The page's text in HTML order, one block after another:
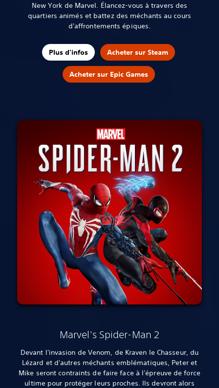
New York de Marvel. Élancez-vous à travers des
quartiers animés et battez des méchants au cours
d'affrontements épiques.
Plus d'infos Acheter sur Steam
Acheter sur Epic Games
Marvel's Spider-Man 2
Devant l'invasion de Venom, de Kraven le Chasseur, du
Lézard et d'autres méchants emblématiques, Peter et
Mike seront contraints de faire face à l'épreuve de force
ultime pour protéger leurs proches. Ils devront alors